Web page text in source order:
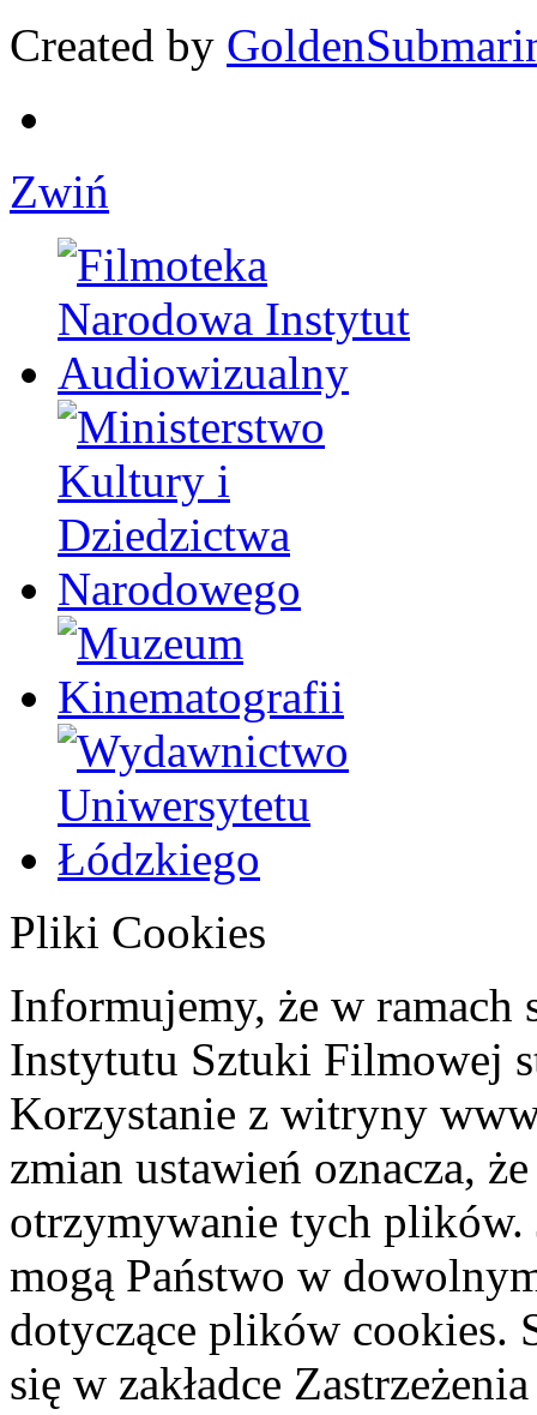
Created by
Zwiń
Pliki Cookies
Informujemy, że w ramach
Instytutu Sztuki Filmowej
Korzystanie z witryny
zmian ustawień oznacza,
otrzymywanie tych plików.
mogą Państwo w
dotyczące plików cookies.
się w zakładce